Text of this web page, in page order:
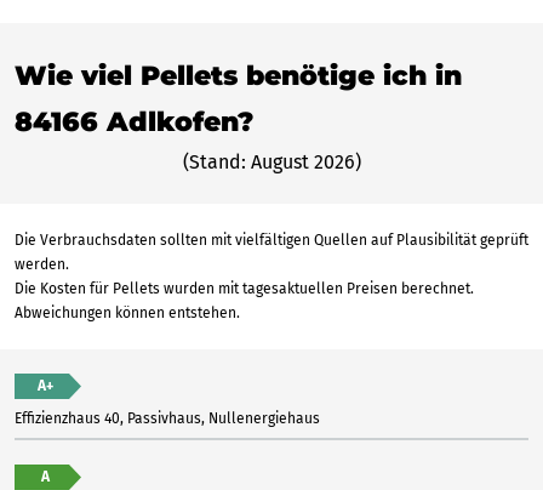
Wie viel Pellets benötige ich in
84166 Adlkofen?
(Stand: August 2026)
Die Verbrauchsdaten sollten mit vielfältigen Quellen auf Plausibilität geprüft
werden.
Die Kosten für Pellets wurden mit tagesaktuellen Preisen berechnet.
Abweichungen können entstehen.
A+
Effizienzhaus 40, Passivhaus, Nullenergiehaus
A